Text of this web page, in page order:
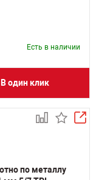
Есть в наличии
В один клик